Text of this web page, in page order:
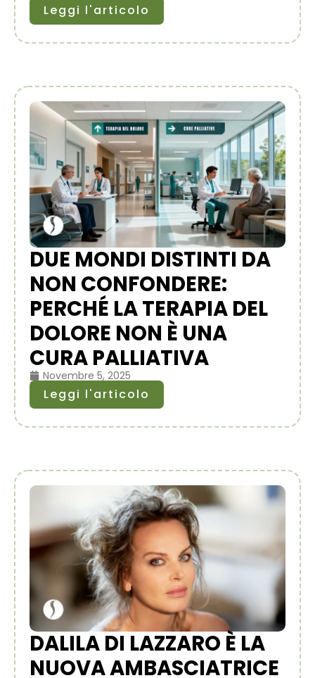
Leggi l'articolo
DUE MONDI DISTINTI DA
NON CONFONDERE:
PERCHÉ LA TERAPIA DEL
DOLORE NON È UNA
CURA PALLIATIVA
Novembre 5, 2025
Leggi l'articolo
DALILA DI LAZZARO È LA
NUOVA AMBASCIATRICE